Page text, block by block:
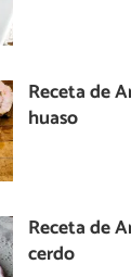
Receta de
huaso
Receta de
cerdo